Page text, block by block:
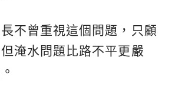
長不曾重視這個問題，只顧
淹水問題比路不平更嚴